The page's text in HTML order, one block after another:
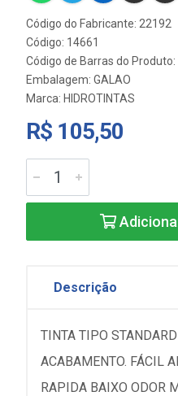
Código do Fabricante: 22192
Código: 14661
Código de Barras do
Embalagem: GALAO
Marca: HIDROTINTAS
R$ 105,50
Descrição
TINTA TIPO
ACABAMENTO. FÁCIL
RAPIDA BAIXO ODOR